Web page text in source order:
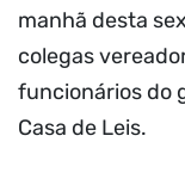
manhã desta
colegas
funcionários do
Casa de Leis.